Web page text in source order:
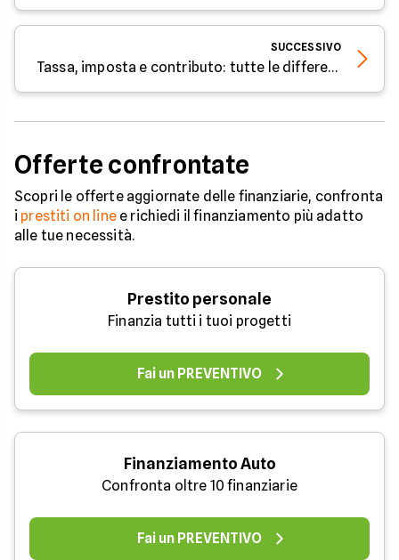
SUCCESSIVO
Tassa, imposta e contributo: tutte le differenze
Offerte confrontate
Scopri le offerte aggiornate delle finanziarie, confronta
i prestiti on linee richiedi il finanziamento più adatto
alle tue necessità.
Prestito personale
Finanzia tutti i tuoi progetti
Fai un PREVENTIVO
Finanziamento Auto
Confronta oltre 10 finanziarie
Fai un PREVENTIVO